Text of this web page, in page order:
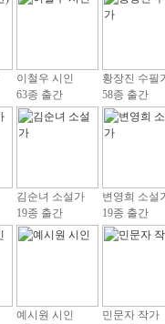
이철우 시인
63종 출간
황장진 수필
58종 출간
김순녀 소설가
19종 출간
변영희 소설
19종 출간
예시원 시인
민문자 작가